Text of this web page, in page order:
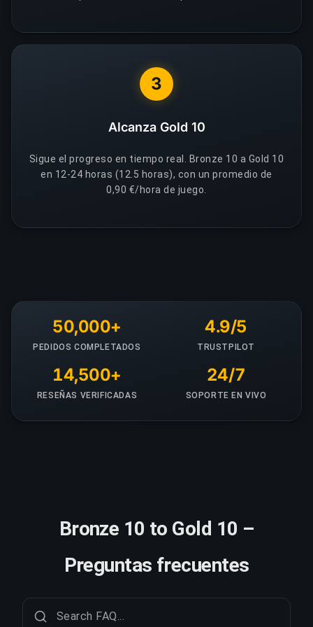
3
Alcanza Gold 10
Sigue el progreso en tiempo real. Bronze 10 a Gold 10
en 12-24 horas (12.5 horas), con un promedio de
0,90 €/hora de juego.
50,000+
PEDIDOS COMPLETADOS
4.9/5
TRUSTPILOT
14,500+
RESEÑAS VERIFICADAS
24/7
SOPORTE EN VIVO
Bronze 10 to Gold 10 –
Preguntas frecuentes